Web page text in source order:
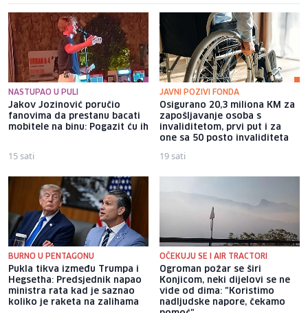
NASTUPAO U PULI
Jakov Jozinović poručio
fanovima da prestanu bacati
mobitele na binu: Pogazit ću ih
15 sati
JAVNI POZIVI FONDA
Osigurano 20,3 miliona KM za
zapošljavanje osoba s
invaliditetom, prvi put i za
one sa 50 posto invaliditeta
19 sati
BURNO U PENTAGONU
Pukla tikva između Trumpa i
Hegsetha: Predsjednik napao
ministra rata kad je saznao
koliko je raketa na zalihama
OČEKUJU SE I AIR TRACTORI
Ogroman požar se širi
Konjicom, neki dijelovi se ne
vide od dima: "Koristimo
nadljudske napore, čekamo